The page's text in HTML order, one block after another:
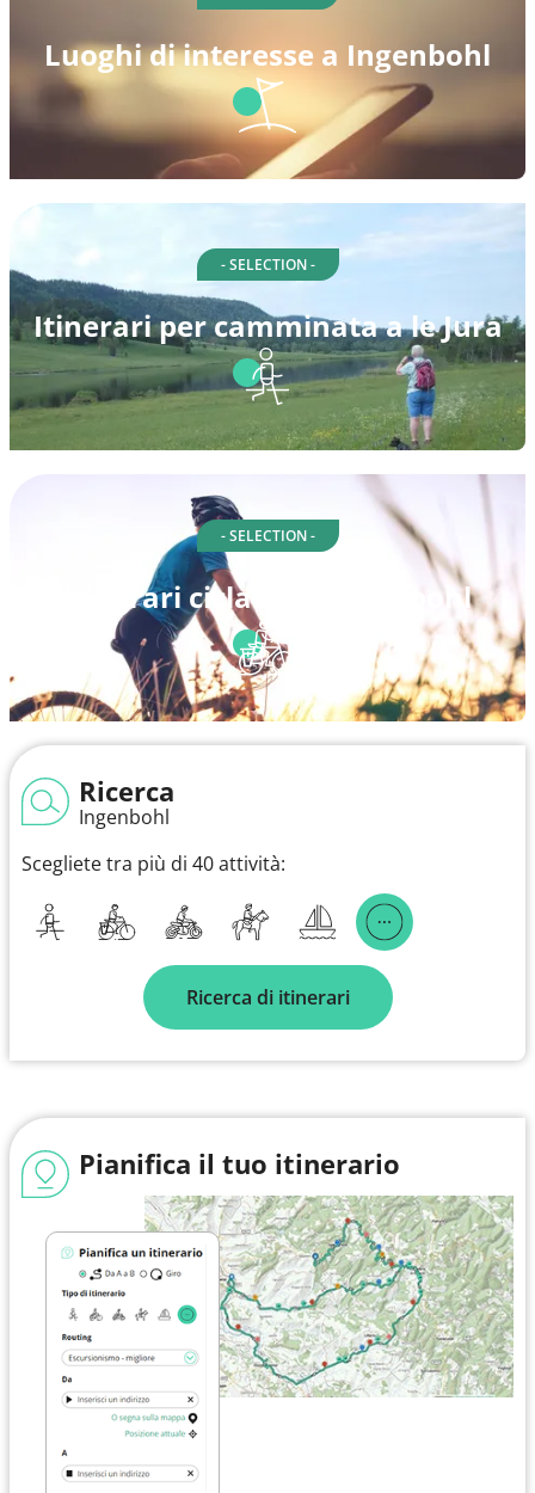
Luoghi di interesse a Ingenbohl
- SELECTION -
Itinerari per camminata a le Jura
- SELECTION -
Itinerari ciclabili a Ingenbohl
Ricerca
Ingenbohl
Scegliete tra più di 40 attività:
Ricerca di itinerari
Pianifica il tuo itinerario